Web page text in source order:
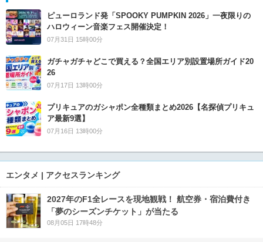
ピューロランド発「SPOOKY PUMPKIN 2026」一夜限りの
ハロウィーン音楽フェス開催決定！
07月31日 15時00分
ガチャガチャどこで買える？全国エリア別設置場所ガイド20
26
07月17日 13時00分
プリキュアのガシャポン全種類まとめ2026【名探偵プリキュ
ア最新9選】
07月16日 13時00分
エンタメ | アクセスランキング
2027年のF1全レースを現地観戦！ 航空券・宿泊費付き
「夢のシーズンチケット」が当たる
08月05日 17時48分